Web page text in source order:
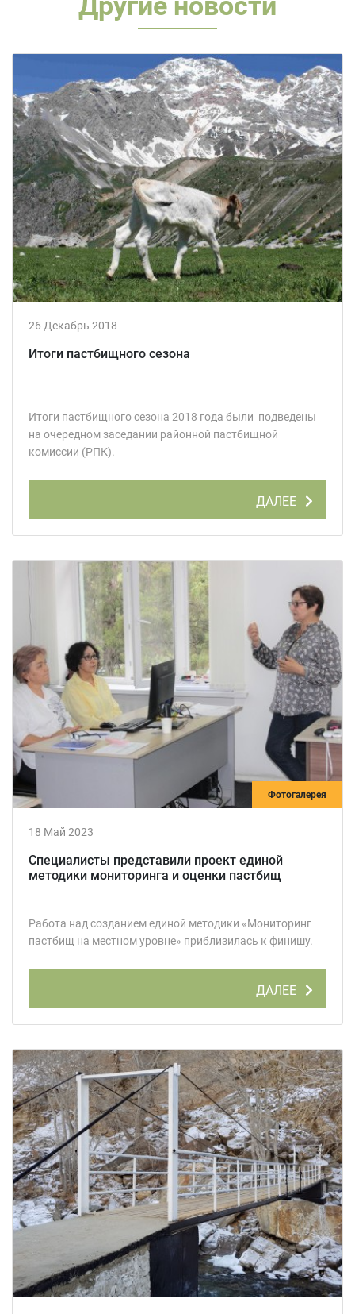
26 Декабрь 2018
Итоги пастбищного сезона
Итоги пастбищного сезона 2018 года были подведены
на очередном заседании районной пастбищной
комиссии (РПК).
ДАЛЕЕ
Фотогалерея
18 Май 2023
Специалисты представили проект единой
методики мониторинга и оценки пастбищ
Работа над созданием единой методики «Мониторинг
пастбищ на местном уровне» приблизилась к финишу.
ДАЛЕЕ